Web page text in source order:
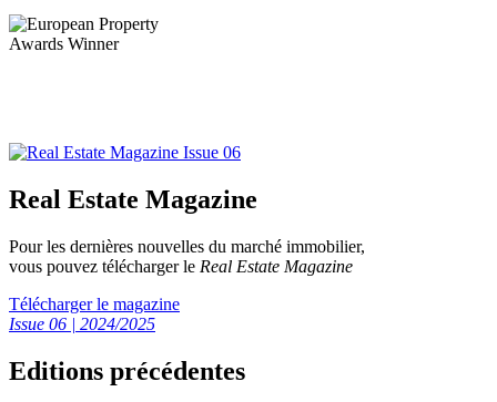
Real Estate Magazine
Pour les dernières nouvelles du marché immobilier,
vous pouvez télécharger le Real Estate Magazine
Télécharger le magazine
Issue 06 | 2024/2025
Editions précédentes